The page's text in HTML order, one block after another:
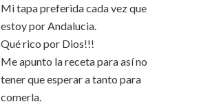
Mi tapa preferida cada vez que
estoy por Andalucia.
Qué rico por Dios!!!
Me apunto la receta para así no
tener que esperar a tanto para
comerla.